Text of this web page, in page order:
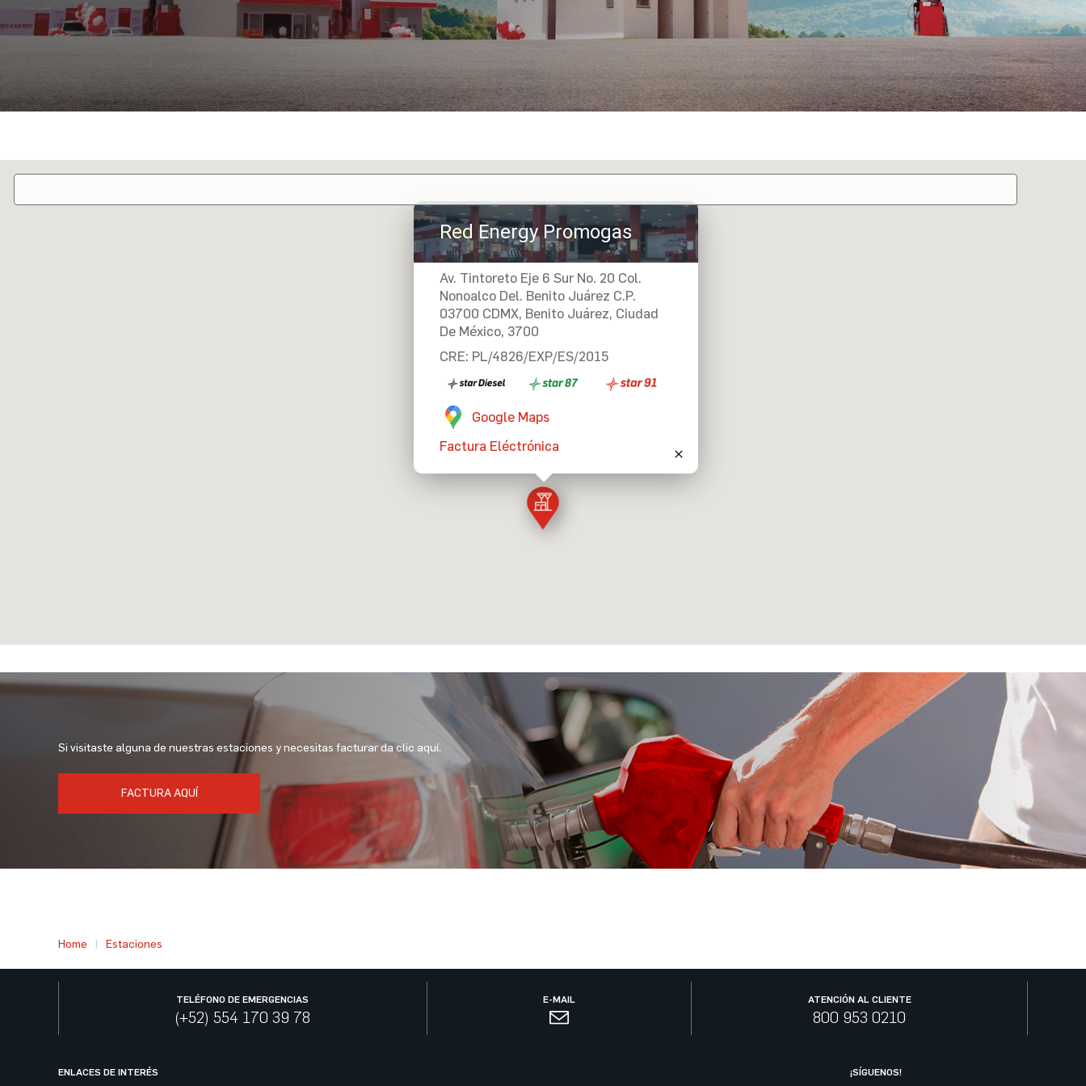
TCSM
Landing GIVEAWAY
Prepago
Postpago
Corporativo
Red Energy Promogas
Av. Tintoreto Eje 6 Sur No. 20 Col.
Nonoalco Del. Benito Juárez C.P.
03700 CDMX, Benito Juárez, Ciudad
De México, 3700
CRE: PL/4826/EXP/ES/2015
Google Maps
Factura Eléctrónica
Si visitaste alguna de nuestras estaciones y necesitas facturar da clic aquí.
FACTURA AQUÍ
Home Estaciones
TELÉFONO DE EMERGENCIAS
(+52) 554 170 39 78
E-MAIL ATENCIÓN AL CLIENTE
800 953 0210
ENLACES DE INTERÉS ¡SÍGUENOS!